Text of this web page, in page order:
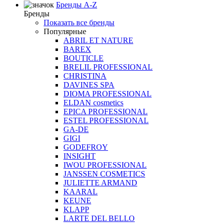
Бренды A-Z
Бренды
Показать все бренды
Популярные
ABRIL ET NATURE
BAREX
BOUTICLE
BRELIL PROFESSIONAL
CHRISTINA
DAVINES SPA
DIOMA PROFESSIONAL
ELDAN cosmetics
EPICA PROFESSIONAL
ESTEL PROFESSIONAL
GA-DE
GIGI
GODEFROY
INSIGHT
IWOU PROFESSIONAL
JANSSEN COSMETICS
JULIETTE ARMAND
KAARAL
KEUNE
KLAPP
LARTE DEL BELLO